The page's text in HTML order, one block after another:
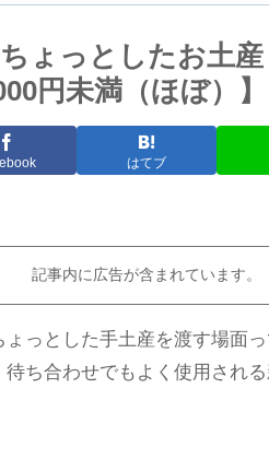
ょっとしたお土
円未満（ほぼ）】
はてブ
記事内に広告が含まれています。
っとした手土産を渡す場面
ち合わせでもよく使用され